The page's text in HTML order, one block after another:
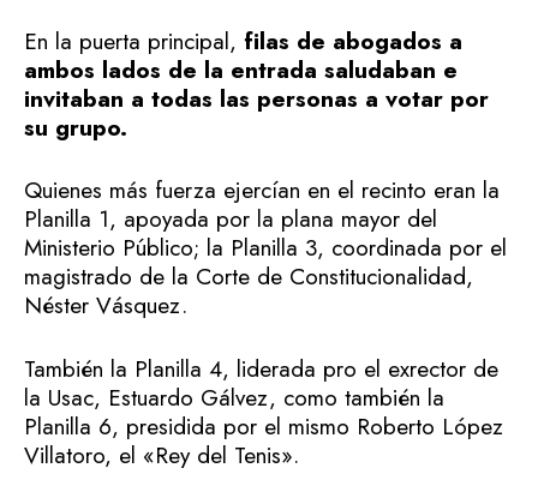
En la puerta principal, filas de abogados a
ambos lados de la entrada saludaban e
invitaban a todas las personas a votar por
su grupo.
Quienes más fuerza ejercían en el recinto eran la
Planilla 1, apoyada por la plana mayor del
Ministerio Público; la Planilla 3, coordinada por el
magistrado de la Corte de Constitucionalidad,
Néster Vásquez.
También la Planilla 4, liderada pro el exrector de
la Usac, Estuardo Gálvez, como también la
Planilla 6, presidida por el mismo Roberto López
Villatoro, el «Rey del Tenis».